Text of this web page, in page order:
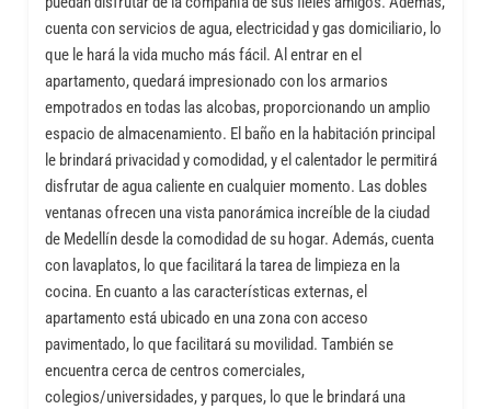
cuenta con servicios de agua, electricidad y gas domiciliario, lo
que le hará la vida mucho más fácil. Al entrar en el
apartamento, quedará impresionado con los armarios
empotrados en todas las alcobas, proporcionando un amplio
espacio de almacenamiento. El baño en la habitación principal
le brindará privacidad y comodidad, y el calentador le permitirá
disfrutar de agua caliente en cualquier momento. Las dobles
ventanas ofrecen una vista panorámica increíble de la ciudad
de Medellín desde la comodidad de su hogar. Además, cuenta
con lavaplatos, lo que facilitará la tarea de limpieza en la
cocina. En cuanto a las características externas, el
apartamento está ubicado en una zona con acceso
pavimentado, lo que facilitará su movilidad. También se
encuentra cerca de centros comerciales,
colegios/universidades, y parques, lo que le brindará una